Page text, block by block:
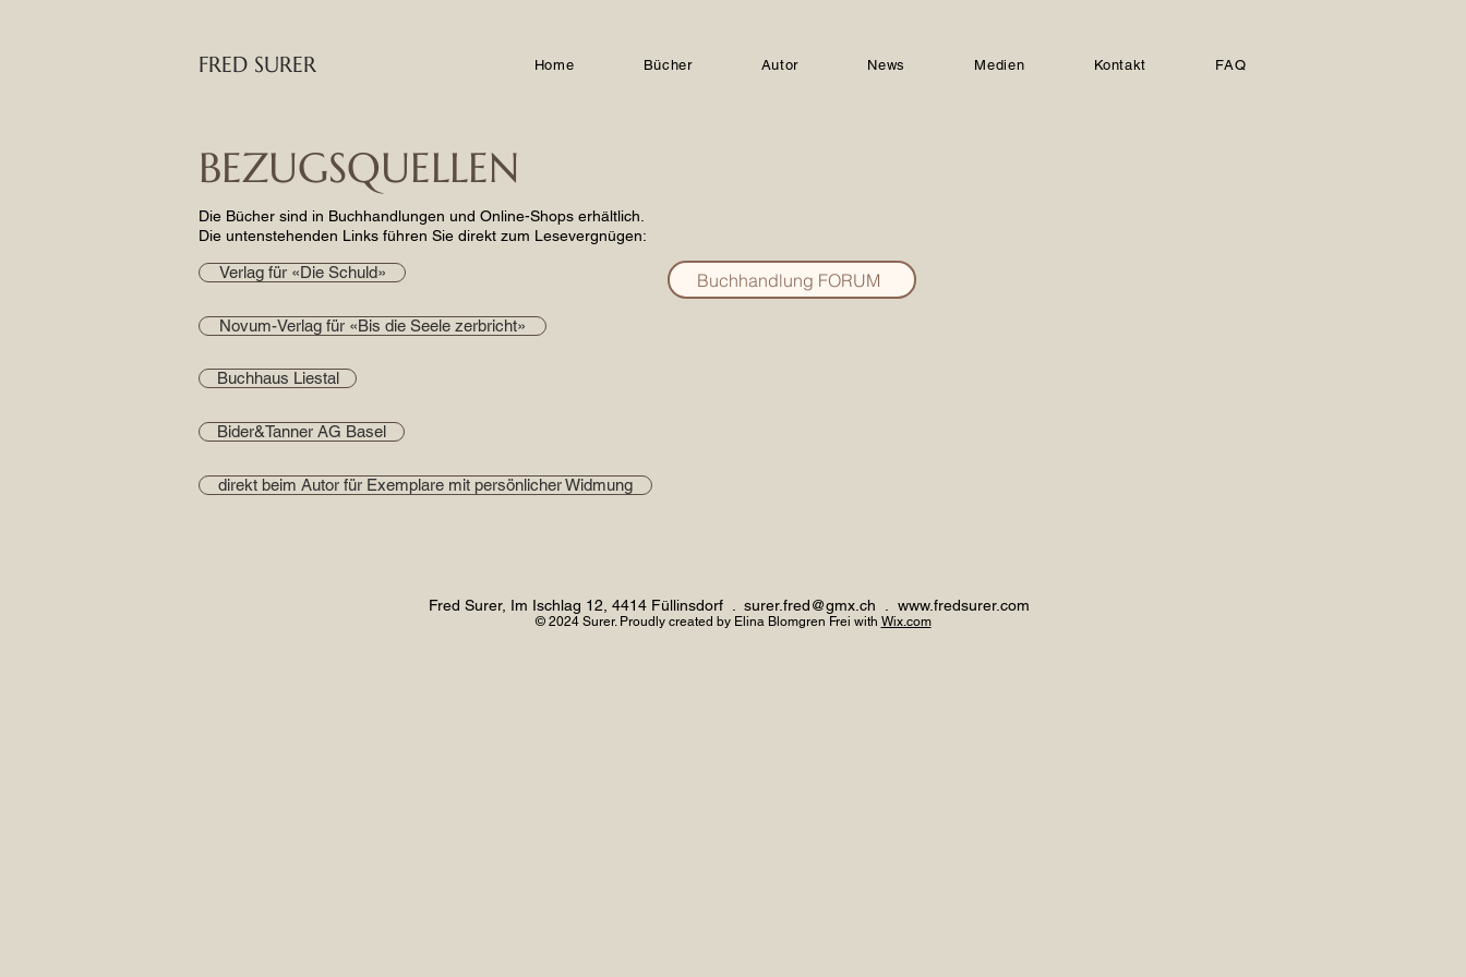
FRED SURER Home Bücher Autor News Medien Kontakt FAQ
BEZUGSQUELLEN
Die Bücher sind in Buchhandlungen und Online-Shops erhältlich.
Die untenstehenden Links führen Sie direkt zum Lesevergnügen:
Verlag für «Die Schuld» Buchhandlung FORUM
Novum-Verlag für «Bis die Seele zerbricht»
Buchhaus Liestal
Bider&Tanner AG Basel
direkt beim Autor für Exemplare mit persönlicher Widmung
Fred Surer, Im Ischlag 12, 4414 Füllinsdorf . surer.fred@gmx.ch www.fredsurer.com
© 2024Surer. Proudly created by Elina Blomgren Frei with Wix.com